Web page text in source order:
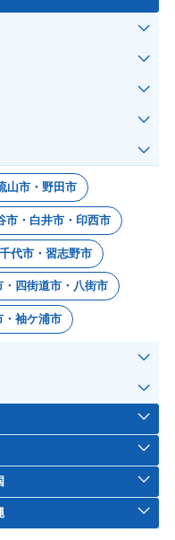
山市・野田市
市・白井市・印西市
代市・習志野市
・四街道市・八街市
・袖ケ浦市